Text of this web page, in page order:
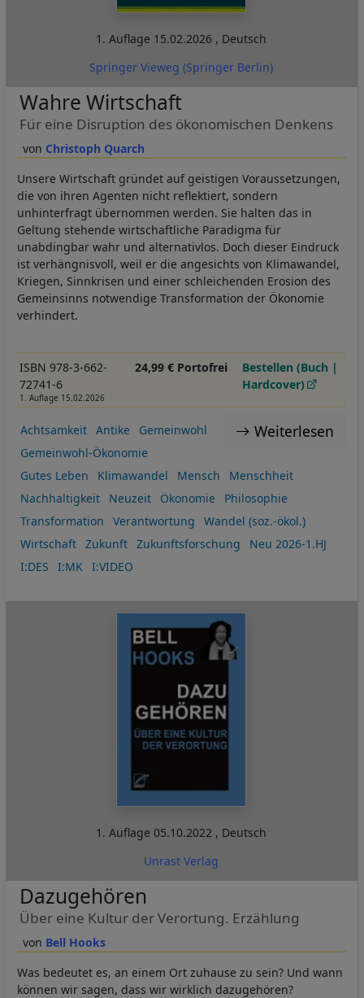
1. Auflage 15.02.2026 , Deutsch
Springer Vieweg (Springer Berlin)
Christoph Quarch
Wahre Wirtschaft
Für eine Disruption des ökonomischen Denkens
Unsere Wirtschaft gründet auf geistigen Voraussetzungen,
die von ihren Agenten nicht reflektiert, sondern
unhinterfragt übernommen werden. Sie halten das in
Geltung stehende wirtschaftliche Paradigma für
unabdingbar wahr und alternativlos. Doch dieser Eindruck
ist verhängnisvoll, weil er die angesichts von Klimawandel,
Kriegen, Sinnkrisen und einer schleichenden Erosion des
Gemeinsinns notwendige Transformation der Ökonomie
verhindert.
ISBN 978-3-662-
72741-6
1. Auflage 15.02.2026
24,99 € Portofrei
Bestellen (Buch |
Hardcover)
Weiterlesen
Achtsamkeit Antike
Gemeinwohl
Gemeinwohl-Ökonomie
Gutes Leben
Klimawandel Mensch
Menschheit
Nachhaltigkeit
Neuzeit Ökonomie
Philosophie
Transformation
Verantwortung
Wandel (soz.-ökol.)
Wirtschaft
Zukunft Zukunftsforschung
Neu 2026-1.HJ
I:DES
I:MK I:VIDEO
1. Auflage05.10.2022 , Deutsch
Unrast Verlag
Bell Hooks
Dazugehören
Über eine Kultur der Verortung. Erzählung
Was bedeutet es, an einem Ort zuhause zu sein? Und wann
können wir sagen, dass wir wirklich dazugehören?